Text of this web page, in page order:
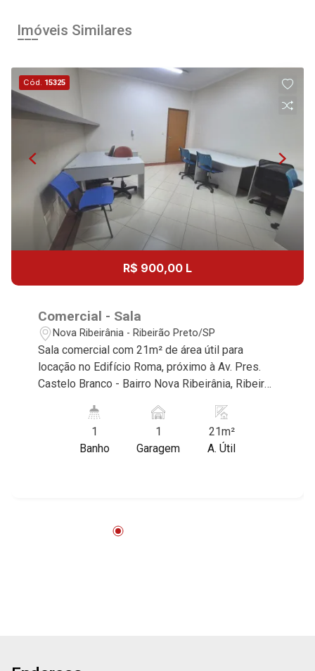
Imóveis Similares
Cód. 15325
R$ 900,00 L
Comercial - Sala
Nova Ribeirânia - Ribeirão Preto/SP
Sala comercial com 21m² de área útil para
locação no Edifício Roma, próximo à Av. Pres.
Castelo Branco - Bairro Nova Ribeirânia, Ribeirão
mesas e 3 cadeiras, persianas blackout,
recepção, sala de reunião, wc masculino e
feminino, copa Conheça as características deste
no mercado imobiliário de Ribeirão Preto.
1
Banho
1
Garagem
21m²
A. Útil